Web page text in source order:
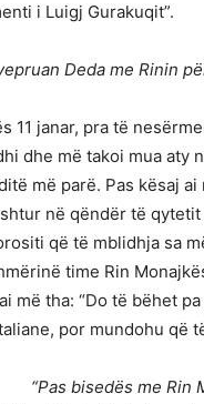
i Luigj Gurakuqit”.
Deda me Rinin
11 janar, pra të
dhe më takoi mua aty
më parë. Pas kësaj
në qëndër të
që të mblidhja sa
time Rin
më tha: “Do të bëhet
por mundohu që
“Pas bisedës me Rin